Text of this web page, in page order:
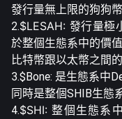
發行量無上限的狗狗
2.$LESAH: 發行量極
於整個生態系中的價
比特幣跟以太幣之間
3.$Bone: 是生態系中
同時是整個SHIB生態
4.$SHI:整個生態系